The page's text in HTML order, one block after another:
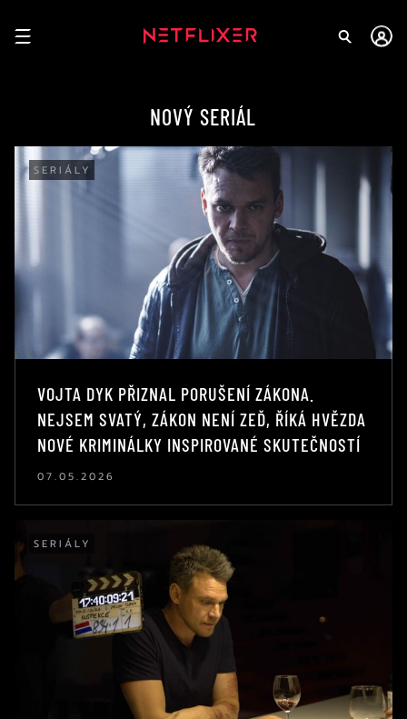
NOVÝ SERIÁL
SERIÁLY
VOJTA DYK PŘIZNAL PORUŠENÍ ZÁKONA.
NEJSEM SVATÝ, ZÁKON NENÍ ZEĎ, ŘÍKÁ HVĚZDA
NOVÉ KRIMINÁLKY INSPIROVANÉ SKUTEČNOSTÍ
07.05.2026
SERIÁLY